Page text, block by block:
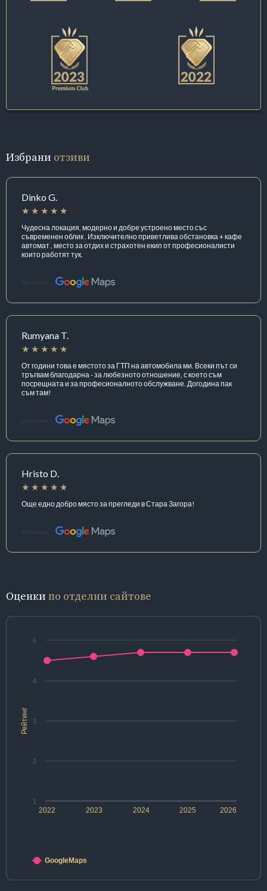
Избрани отзиви
Dinko G.
Чудесна локация, модерно и добре устроено место със
съвременен облик . Изключително приветлива обстановка + кафе
автомат , место за отдих и страхотен екип от професионалисти
които работят тук.
Източник:
Rumyana T.
От години това е мястото за ГТП на автомобила ми. Всеки път си
тръгвам благодарна - за любезното отношение, с което съм
посрещната и за професионалното обслужване. Догодина пак
съм там!
Източник:
Hristo D.
Още едно добро място за прегледи в Стара Загора!
Източник:
Оценки по отделни сайтове
Рейтинг
2022 2024 2026
2023 2025
1
2
3
4
5
GoogleMaps